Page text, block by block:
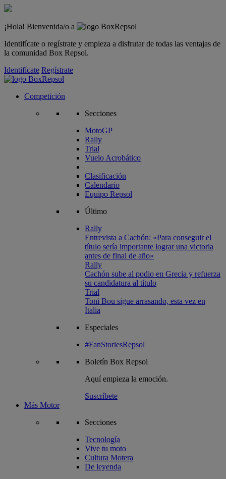
¡Hola! Bienvenida/o a
Identifícate o regístrate y empieza a disfrutar de todas las ventajas de
la comunidad Box Repsol.
Identifícate Regístrate
Competición
Secciones
MotoGP
Rally
Trial
Vuelo Acrobático
Clasificación
Calendario
Equipo Repsol
Último
Rally
Entrevista a Cachón: «Para conseguir el
título sería importante lograr una victoria
antes de final de año»
Rally
Cachón sube al podio en Grecia y refuerza
su candidatura al título
Trial
Toni Bou sigue arrasando, esta vez en
Italia
Especiales
#FanStoriesRepsol
Boletín Box Repsol
Aquí empieza la emoción.
Suscríbete
Más Motor
Secciones
Tecnología
Vive tu moto
Cultura Motera
De leyenda